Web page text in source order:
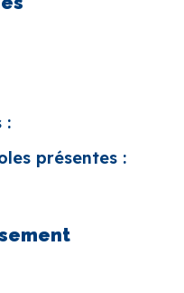
:
présentes :